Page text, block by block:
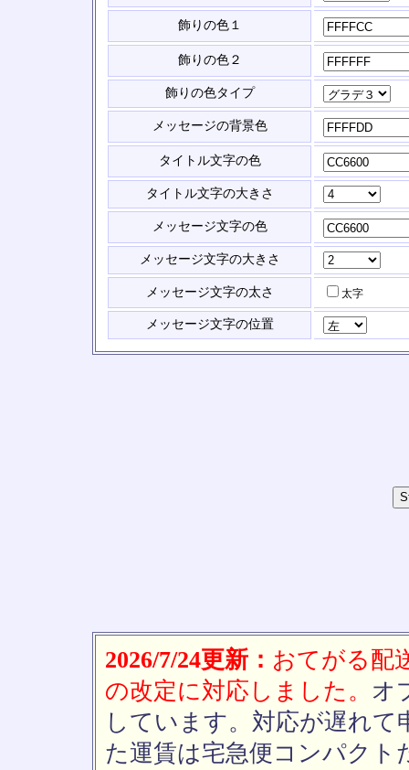
飾りの色１
飾りの色２
飾りの色タイプ
メッセージの背景色
タイトル文字の色
タイトル文字の大きさ
メッセージ文字の色
メッセージ文字の大きさ
メッセージ文字の太さ 太字
メッセージ文字の位置
2026/7/24更新： おてがる配
の改定に対応しました。 オ
しています。対応が遅れ
た運賃は宅急便コンパクト